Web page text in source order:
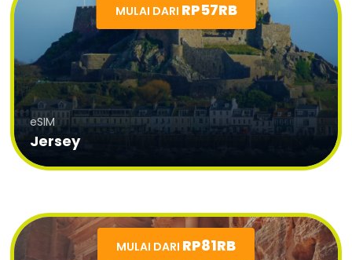
MULAI DARI RP57RB
eSIM
Jersey
MULAI DARI RP81RB